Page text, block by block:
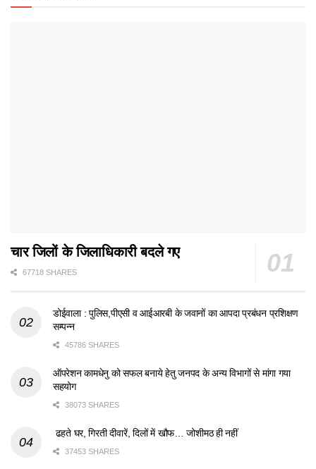
चार जिलों के जिलाधिकारी बदले गए
67718 SHARES
डोईवाला : पुलिस,पीएसी व आईआरबी के जवानों का आपदा प्रबंधन प्रशिक्षण
सम्पन्न
45786 SHARES
ऑपरेशन कामधेनु को सफल बनाये हेतु जनपद के अन्य विभागों से मांगा गया
सहयोग
38073 SHARES
ढहते घर, गिरती दीवारें, दिलों में खौफ… जोशीमठ ही नहीं
37453 SHARES